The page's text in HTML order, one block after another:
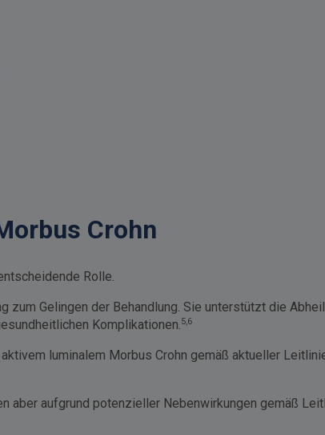
Crohn
Rolle.
zum Gelingen der Behandlung. Sie unterstützt die
Komplikationen.5,6
luminalem Morbus Crohn gemäß aktueller
aber aufgrund potenzieller Nebenwirkungen gemäß